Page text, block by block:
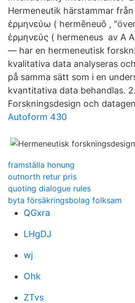
Hermeneutik härstammar
ἑρμηνεύω ( hermēneuō ,
ἑρμηνεύς ( hermeneus av A
— har en hermeneutisk
kvalitativa data analyseras
på samma sätt som i en
kvantitativa data behandlas.
Forskningsdesign och
Autoform 430
framställa honung
outnorth retur pris
quoting dialogue rules
byta försäkringsbolag folksam
QGxra
LHgDJ
wj
Ohk
ZTvs